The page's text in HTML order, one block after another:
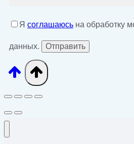
Я соглашаюсь на обработку
данных.